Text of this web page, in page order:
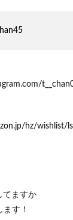
hz/wishlist/
てますか
す！